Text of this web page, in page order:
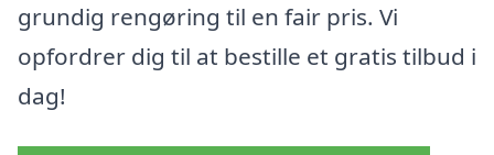
grundig rengøring til en fair pris. Vi
opfordrer dig til at bestille et gratis tilbud i
dag!